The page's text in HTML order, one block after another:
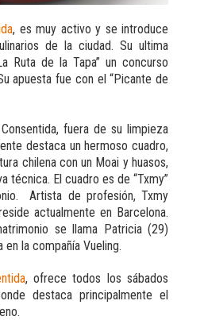
, es muy activo y se introduce
de la ciudad. Su ultima
Ruta de la Tapa” un concurso
apuesta fue con el “Picante de
fuera de su limpieza
destaca un hermoso cuadro,
chilena con un Moai y huasos,
técnica. El cuadro es de “Txmy”
Artista de profesión, Txmy
actualmente en Barcelona.
se llama Patricia (29)
la compañía Vueling.
, ofrece todos los sábados
destaca principalmente el